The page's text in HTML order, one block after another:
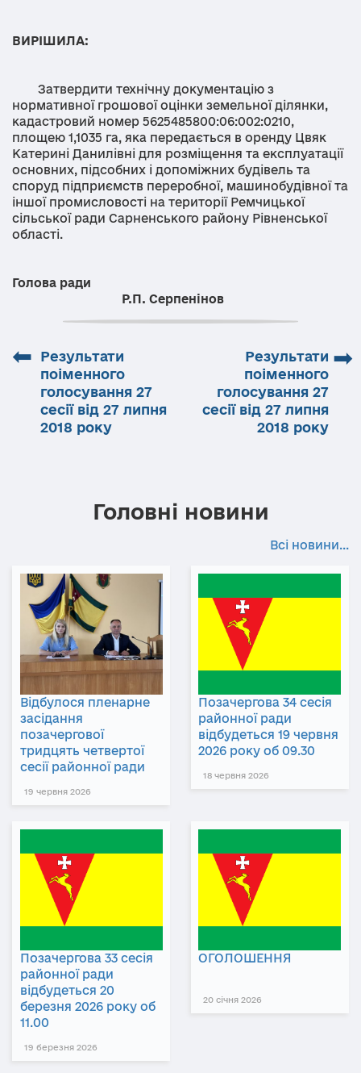
ВИРІШИЛА:
Затвердити технічну документацію з
нормативної грошової оцінки земельної ділянки,
кадастровий номер 5625485800:06:002:0210,
площею 1,1035 га, яка передається в оренду Цвяк
Катерині Данилівні для розміщення та експлуатації
основних, підсобних і допоміжних будівель та
споруд підприємств переробної, машинобудівної та
іншої промисловості на території Ремчицької
сільської ради Сарненського району Рівненської
області.
Голова ради
Р.П. Серпенінов
⬅
Результати
поіменного
голосування 27
сесії від 27 липня
2018 року
➡
Результати
поіменного
голосування 27
сесії від 27 липня
2018 року
Головні новини
Всі новини...
Відбулося пленарне
засідання
позачергової
тридцять четвертої
сесії районної ради
19 червня 2026
Позачергова 34 сесія
районної ради
відбудеться 19 червня
2026 року об 09.30
18 червня 2026
Позачергова 33 сесія
районної ради
відбудеться 20
березня 2026 року об
11.00
19 березня 2026
ОГОЛОШЕННЯ
20 січня 2026